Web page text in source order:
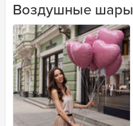
Воздушные шары